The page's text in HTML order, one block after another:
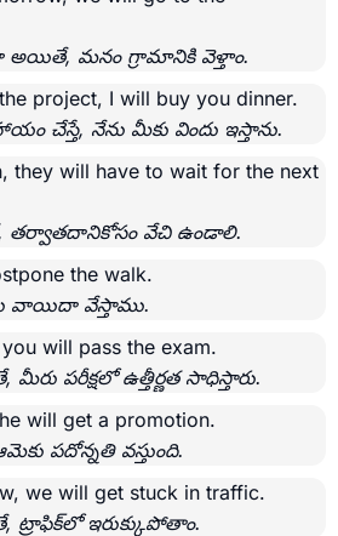
అయితే, మనం గ్రామానికి వెళ్తాం.
project, I will buy you dinner.
చేస్తే, నేను మీకు విందు ఇస్తాను.
they will have to wait for the next
తర్వాతదానికోసం వేచి ఉండాలి.
the walk.
వాయిదా వేస్తాము.
will pass the exam.
పరీక్షలో ఉత్తీర్ణత సాధిస్తారు.
will get a promotion.
పదోన్నతి వస్తుంది.
we will get stuck in traffic.
ట్రాఫిక్‌లో ఇరుక్కుపోతాం.